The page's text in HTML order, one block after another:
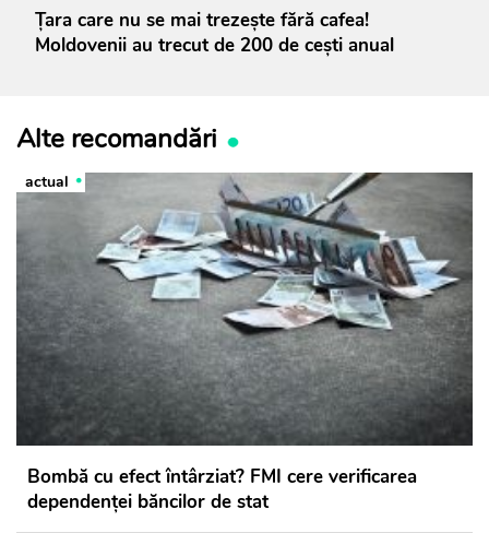
Țara care nu se mai trezește fără cafea!
Moldovenii au trecut de 200 de cești anual
Alte recomandări
actual
Bombă cu efect întârziat? FMI cere verificarea
dependenței băncilor de stat